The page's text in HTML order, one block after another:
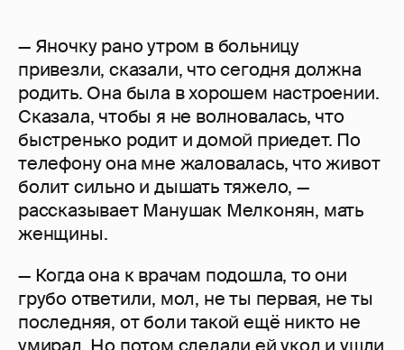
— Яночку рано утром в больницу
привезли, сказали, что сегодня должна
родить. Она была в хорошем настроении.
Сказала, чтобы я не волновалась, что
быстренько родит и домой приедет. По
телефону она мне жаловалась, что живот
болит сильно и дышать тяжело, —
рассказывает Манушак Мелконян, мать
женщины.
— Когда она к врачам подошла, то они
грубо ответили, мол, не ты первая, не ты
последняя, от боли такой ещё никто не